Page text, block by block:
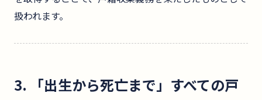
扱われます。
3. 「出生から死亡まで」すべての戸